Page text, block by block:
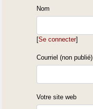
Nom
[Se connecter]
Courriel (non publié)
Votre site web